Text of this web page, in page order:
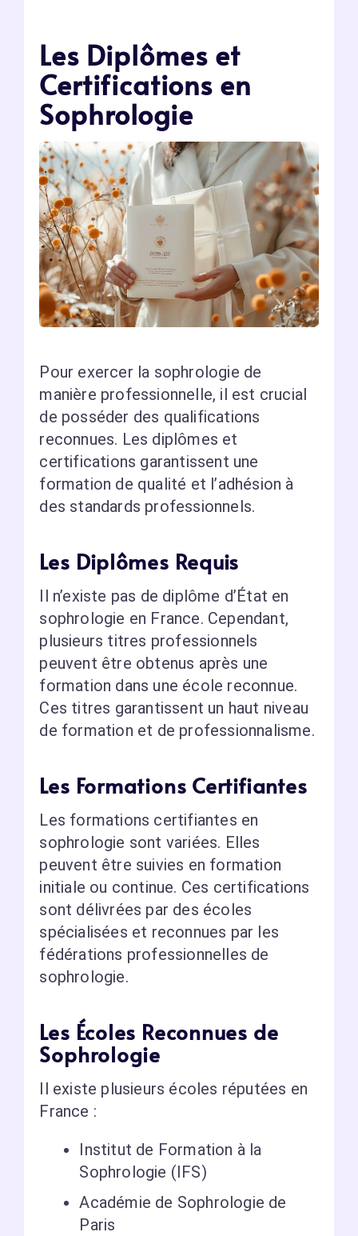
Les Diplômes et
Certifications en
Sophrologie
Pour exercer la sophrologie de
manière professionnelle, il est crucial
de posséder des qualifications
reconnues. Les diplômes et
certifications garantissent une
formation de qualité et l’adhésion à
des standards professionnels.
Les Diplômes Requis
Il n’existe pas de diplôme d’État en
sophrologie en France. Cependant,
plusieurs titres professionnels
peuvent être obtenus après une
formation dans une école reconnue.
Ces titres garantissent un haut niveau
de formation et de professionnalisme.
Les Formations Certifiantes
Les formations certifiantes en
sophrologie sont variées. Elles
peuvent être suivies en formation
initiale ou continue. Ces certifications
sont délivrées par des écoles
spécialisées et reconnues par les
fédérations professionnelles de
sophrologie.
Les Écoles Reconnues de
Sophrologie
Il existe plusieurs écoles réputées en
France :
Institut de Formation à la
Sophrologie (IFS)
Académie de Sophrologie de
Paris